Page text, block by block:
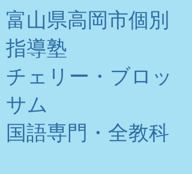
富山県高岡市個別
指導塾
チェリー・ブロッ
サム
​国語専門・全教科